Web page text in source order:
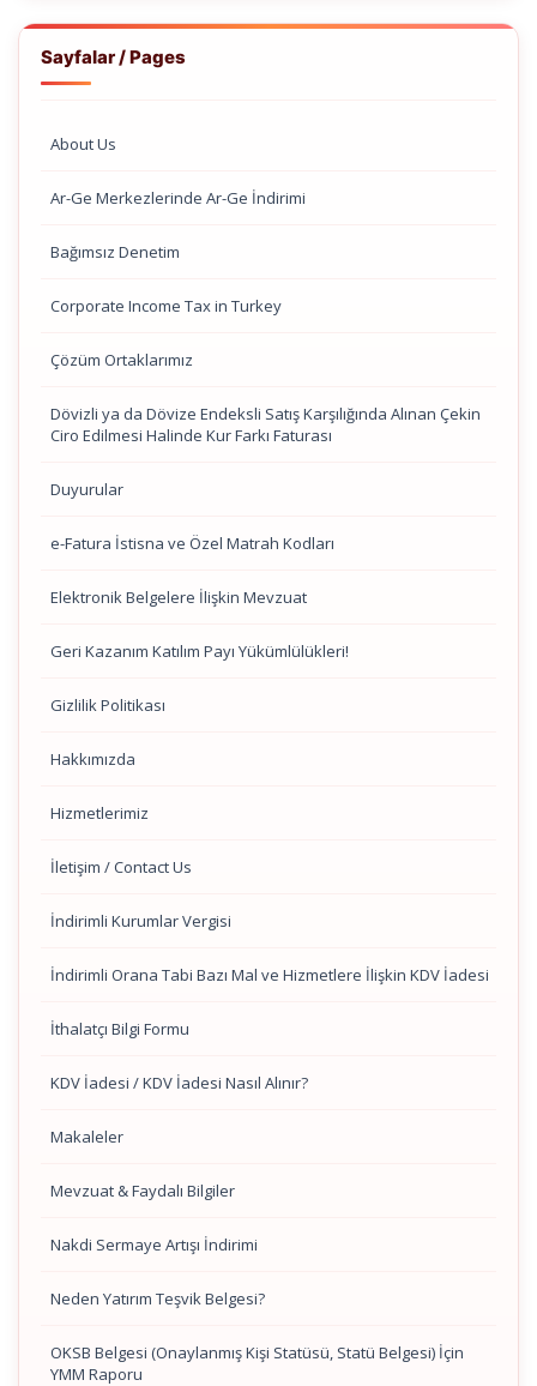
Sayfalar / Pages
About Us
Ar-Ge Merkezlerinde Ar-Ge İndirimi
Bağımsız Denetim
Corporate Income Tax in Turkey
Çözüm Ortaklarımız
Dövizli ya da Dövize Endeksli Satış Karşılığında Alınan Çekin
Ciro Edilmesi Halinde Kur Farkı Faturası
Duyurular
e-Fatura İstisna ve Özel Matrah Kodları
Elektronik Belgelere İlişkin Mevzuat
Geri Kazanım Katılım Payı Yükümlülükleri!
Gizlilik Politikası
Hakkımızda
Hizmetlerimiz
İletişim / Contact Us
İndirimli Kurumlar Vergisi
İndirimli Orana Tabi Bazı Mal ve Hizmetlere İlişkin KDV İadesi
İthalatçı Bilgi Formu
KDV İadesi / KDV İadesi Nasıl Alınır?
Makaleler
Mevzuat & Faydalı Bilgiler
Nakdi Sermaye Artışı İndirimi
Neden Yatırım Teşvik Belgesi?
OKSB Belgesi (Onaylanmış Kişi Statüsü, Statü Belgesi) İçin
YMM Raporu